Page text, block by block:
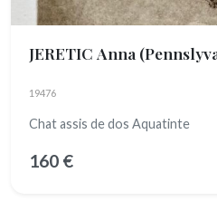
JERETIC Anna
19476
Chat assis de dos Aquatinte
160 €